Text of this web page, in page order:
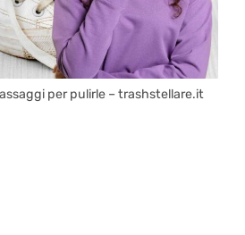
per pulirle – trashstellare.it